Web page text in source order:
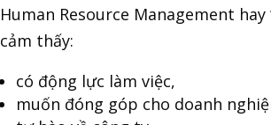
Human Resource Management
cảm thấy:
có động lực làm việc,
muốn đóng góp cho doanh